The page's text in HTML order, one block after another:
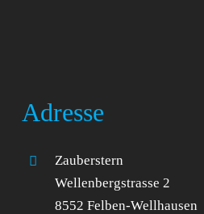
Adresse
Zauberstern
Wellenbergstrasse 2
8552 Felben-Wellhausen